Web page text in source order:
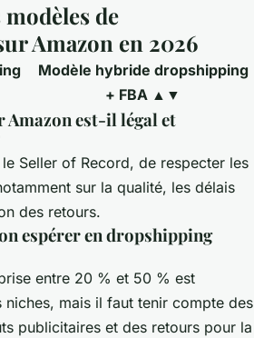
de
Amazon en 2026
Modèle hybride dropshipping
+ FBA ▲▼
est-il légal et
Seller of Record, de respecter les
sur la qualité, les délais
des retours.
espérer en dropshipping
entre 20 % et 50 % est
niches, mais il faut tenir compte des
publicitaires et des retours pour la